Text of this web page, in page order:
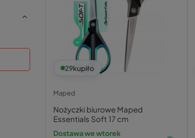
29kupiło
Maped
Nożyczki biurowe Maped
Essentials Soft 17 cm
Dostawa we wtorek